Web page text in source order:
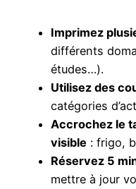
Imprimez
différents
études…).
Utilisez des
catégories
Accrochez le
visible : frigo,
Réservez 5
mettre à jour